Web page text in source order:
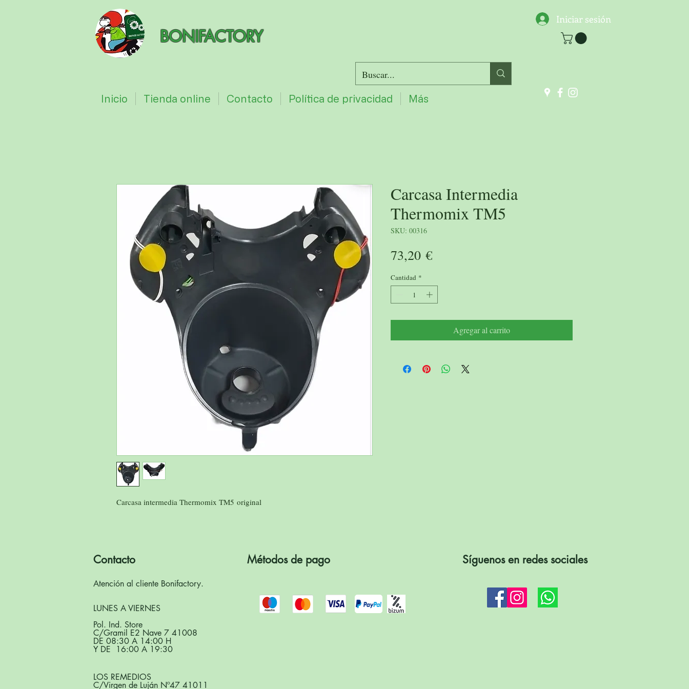
BONIFACTORY
Iniciar sesión
Inicio Tienda online Contacto Política de privacidad Más
Carcasa intermedia Thermomix TM5 original
Carcasa Intermedia
Thermomix TM5
SKU: 00316
73,20 €Precio
Cantidad *
Agregar al carrito
Contacto
Atención al cliente Bonifactory.
LUNES A VIERNES
Pol. Ind. Store
C/Gramil E2 Nave 7 41008
DE 08:30 A 14:00 H
Y DE 16:00 A 19:30
LOS REMEDIOS
C/Virgen de Luján Nº47 41011
Métodos de pago Síguenos en redes sociales